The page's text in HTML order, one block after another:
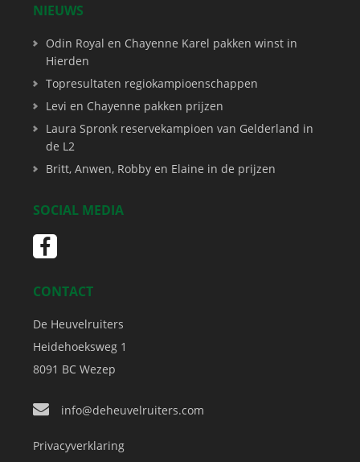
NIEUWS
Odin Royal en Chayenne Karel pakken winst in
Hierden
Topresultaten regiokampioenschappen
Levi en Chayenne pakken prijzen
Laura Spronk reservekampioen van Gelderland in
de L2
Britt, Anwen, Robby en Elaine in de prijzen
SOCIAL MEDIA
CONTACT
De Heuvelruiters
Heidehoeksweg 1
8091 BC Wezep
info@deheuvelruiters.com
Privacyverklaring